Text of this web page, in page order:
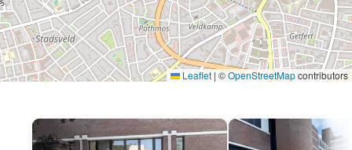
Leaflet | ©OpenStreetMapcontributors